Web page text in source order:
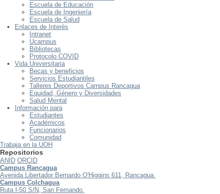
Escuela de Educación
Escuela de Ingeniería
Escuela de Salud
Enlaces de Interés
Intranet
Ucampus
Bibliotecas
Protocolo COVID
Vida Universitaria
Becas y beneficios
Servicios Estudiantiles
Talleres Deportivos Campus Rancagua
Equidad, Género y Diversidades
Salud Mental
Información para
Estudiantes
Académicos
Funcionarios
Comunidad
Trabaja en la UOH
Repositorios
ANID ORCID
Campus Rancagua
Avenida Libertador Bernardo O'Higgins 611, Rancagua.
Campus Colchagua
Ruta I-50 S/N, San Fernando.